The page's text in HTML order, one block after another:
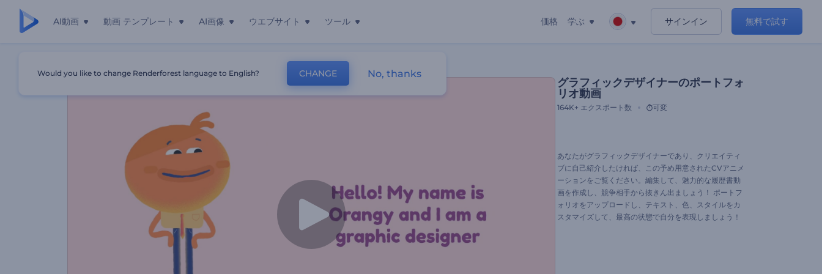
AI動画 動画 テンプレート AI画像 ウエブサイト ツール 価格 学ぶ サインイン 無料で試す
グラフィックデザイナーのポートフォリオ動画
グラフィックデザイナーのポートフォ
リオ動画
164K+ エクスポート数 可変
あなたがグラフィックデザイナーであり、クリエイティ
ブに自己紹介したければ、この予め用意されたCVアニメ
ーションをご覧ください。編集して、魅力的な履歴書動
画を作成し、競争相手から抜きん出ましょう！ ポートフ
ォリオをアップロードし、テキスト、色、スタイルをカ
スタマイズして、最高の状態で自分を表現しましょう！
Would you like to change Renderforest language to English? CHANGE No, thanks